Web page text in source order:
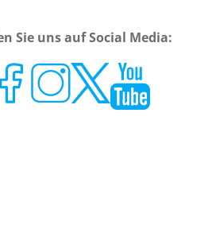
Sie uns auf Social Media: